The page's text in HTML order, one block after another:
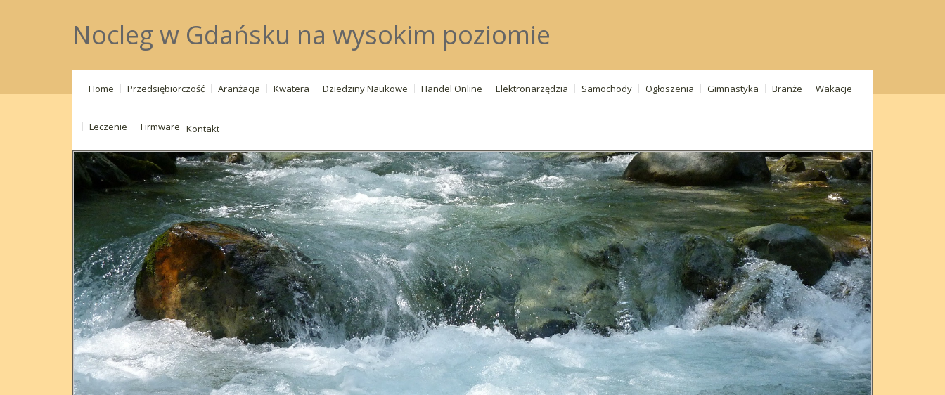
Nocleg w Gdańsku na wysokim poziomie
Home Przedsiębiorczość Aranżacja Kwatera Dziedziny Naukowe Handel Online Elektronarzędzia Samochody Ogłoszenia Gimnastyka Branże Wakacje
Leczenie Firmware Kontakt